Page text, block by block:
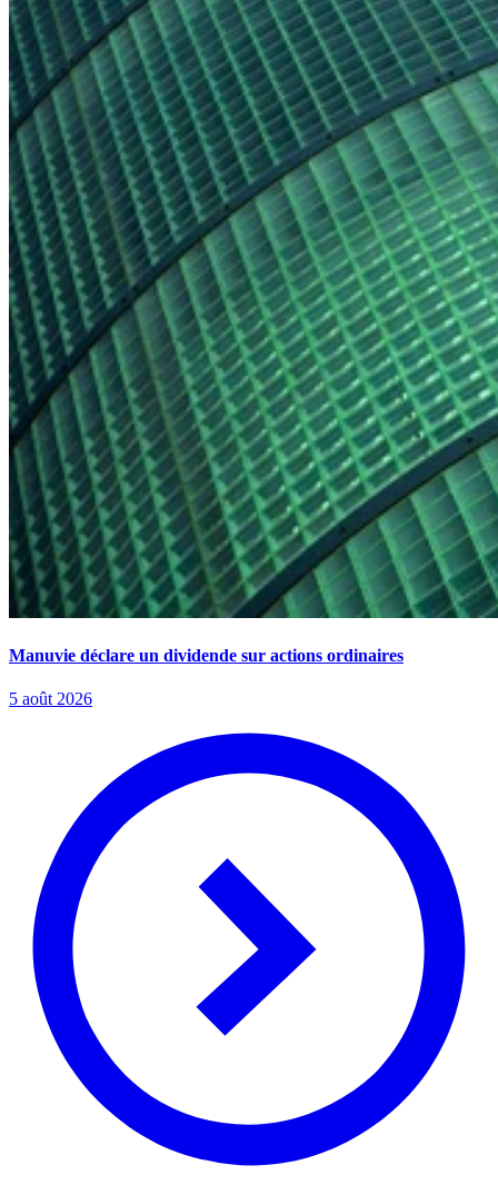
Manuvie déclare un dividende sur actions ordinaires
5 août 2026